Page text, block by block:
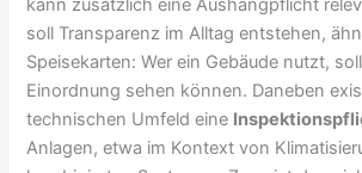
soll Transparenz im Alltag entstehen,
Speisekarten: Wer ein Gebäude nutzt,
Einordnung sehen können. Daneben
technischen Umfeld eine
Anlagen, etwa im Kontext von